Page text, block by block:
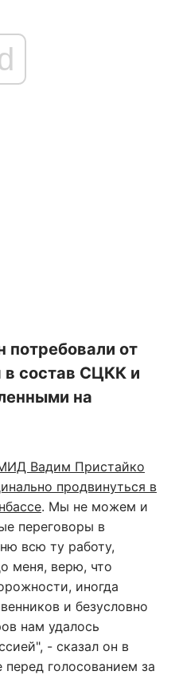
от
в состав СЦКК и
на
Вадим Пристайко
продвинуться в
. Мы не можем и
переговоры в
всю ту работу,
меня, верю, что
иногда
и безусловно
нам удалось
- сказал он в
голосованием за